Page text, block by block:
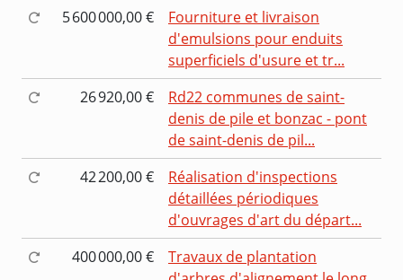
5 600 000,00 €
Fourniture et livraison
d'emulsions pour enduits
superficiels d'usure et tr...
26 920,00 €
Rd22 communes de saint-
denis de pile et bonzac - pont
de saint-denis de pil...
42 200,00 €
Réalisation d'inspections
détaillées périodiques
d'ouvrages d'art du départ...
400 000,00 €
Travaux de plantation